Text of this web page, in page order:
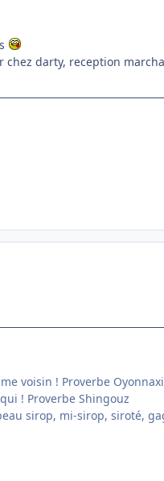
darty, reception
voisin ! Proverbe
! Proverbe Shingouz
sirop, mi-sirop, siroté,